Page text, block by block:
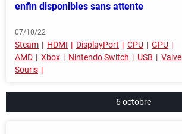
enfin disponibles sans attente
07/10/22
Steam HDMI DisplayPort CPU
GPU
AMD
Xbox Nintendo Switch USB
Valve
Souris
6 octobre